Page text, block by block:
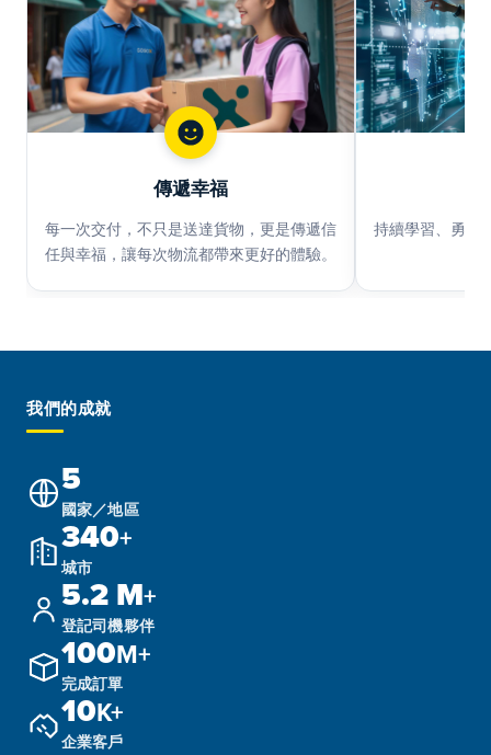
傳遞幸福​
每一次交付，不只是送達貨物，更是傳遞信
任與幸福，讓每次物流都帶來更好的體驗。
持續學習、勇於
我們的成就
5
國家／地區
340+
城市
5.2 M+
登記司機夥伴
100M+
完成訂單
10K+
企業客戶